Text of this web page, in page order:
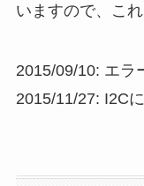
いますので、こ
2015/09/10: エラ
2015/11/27: I2C